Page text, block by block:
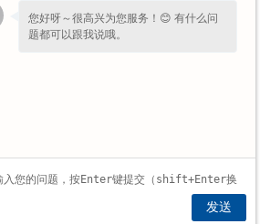
业实现降本增效提供可靠支持，
管理趋势。
下一条：雨季筛分难题？防堵型湖北矿用筛让生产不中断
您好呀～很高兴为您服务！😊 有什么问
题都可以跟我说哦。
发送